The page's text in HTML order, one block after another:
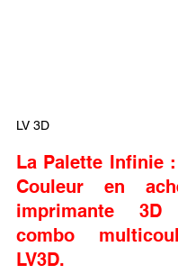
LV 3D
La Palette Infinie
Couleur en
imprimante
combo
LV3D.